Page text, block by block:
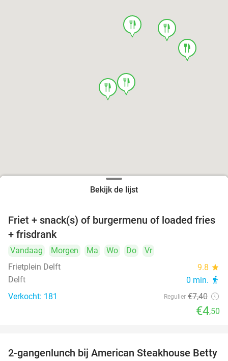
food
food
food
food
food
food
food
Bekijk de lijst
39%
Friet + snack(s) of burgermenu of loaded fries
+ frisdrank
Vandaag Morgen Ma Wo Do
Vr
Frietplein Delft
9.8 star
Delft 0 min. directions_walk
Verkocht: 181 Regulier €7,40
€4,50
40%
2-gangenlunch bij American Steakhouse Betty